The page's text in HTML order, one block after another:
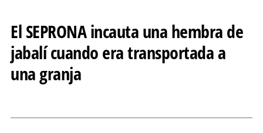
El SEPRONA incauta una hembra de
jabalí cuando era transportada a
una granja